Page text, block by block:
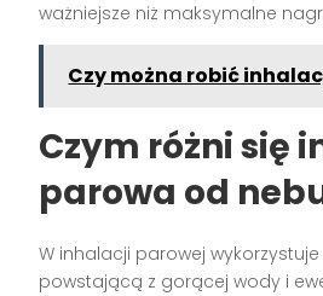
ważniejsze niż maksymalne
Czy można robić
Czym różni się
parowa od
W inhalacji parowej
powstającą z gorącej wody i